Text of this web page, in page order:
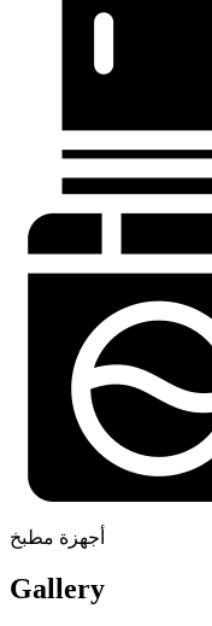
أجهزة مطبخ
Gallery